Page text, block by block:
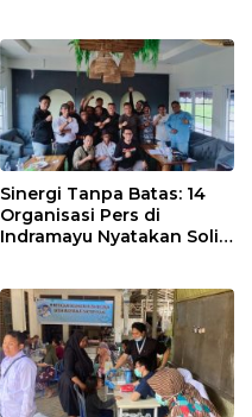
Sinergi Tanpa Batas: 14
Organisasi Pers di
Indramayu Nyatakan Solid